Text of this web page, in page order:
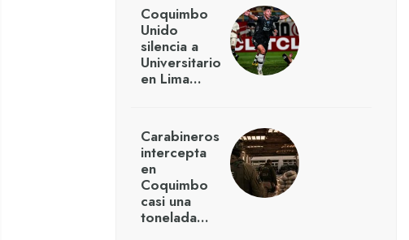
Coquimbo
Unido
silencia a
Universitario
en Lima…
Carabineros
intercepta
en
Coquimbo
casi una
tonelada…